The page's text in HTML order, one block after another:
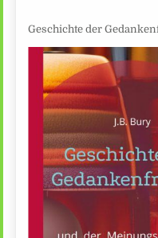
Geschichte der